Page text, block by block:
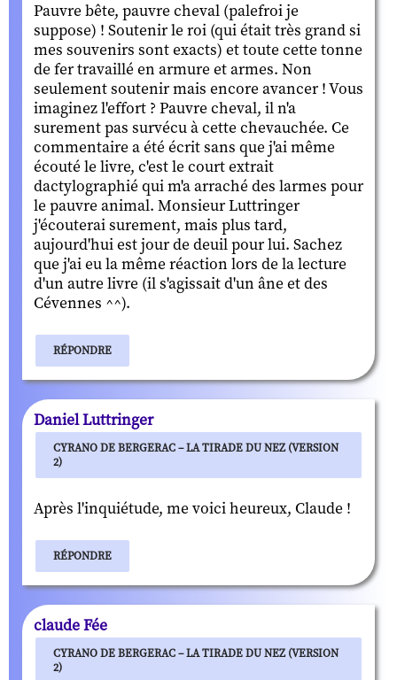
Pauvre bête, pauvre cheval (palefroi je
suppose) ! Soutenir le roi (qui était très grand si
mes souvenirs sont exacts) et toute cette tonne
de fer travaillé en armure et armes. Non
seulement soutenir mais encore avancer ! Vous
imaginez l'effort ? Pauvre cheval, il n'a
surement pas survécu à cette chevauchée. Ce
commentaire a été écrit sans que j'ai même
écouté le livre, c'est le court extrait
dactylographié qui m'a arraché des larmes pour
le pauvre animal. Monsieur Luttringer
j'écouterai surement, mais plus tard,
aujourd'hui est jour de deuil pour lui. Sachez
que j'ai eu la même réaction lors de la lecture
d'un autre livre (il s'agissait d'un âne et des
Cévennes ^^).
RÉPONDRE
Daniel Luttringer
CYRANO DE BERGERAC – LA TIRADE DU NEZ (VERSION
2)
Après l'inquiétude, me voici heureux, Claude !
RÉPONDRE
claude Fée
CYRANO DE BERGERAC – LA TIRADE DU NEZ (VERSION
2)